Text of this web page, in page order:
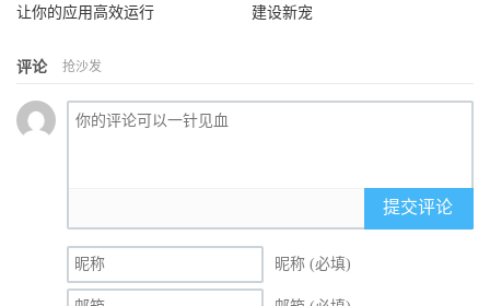
让你的应用高效运行
建设新宠
评论 抢沙发
提交评论
昵称 (必填)